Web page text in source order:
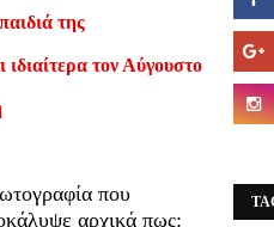
της
τον Αύγουστο
που
αρχικά πως: